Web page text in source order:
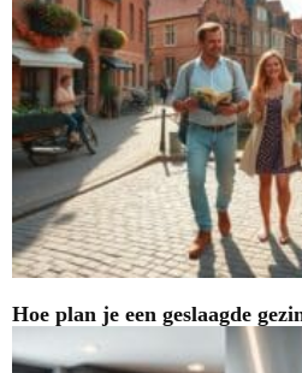
Hoe plan je een geslaagde